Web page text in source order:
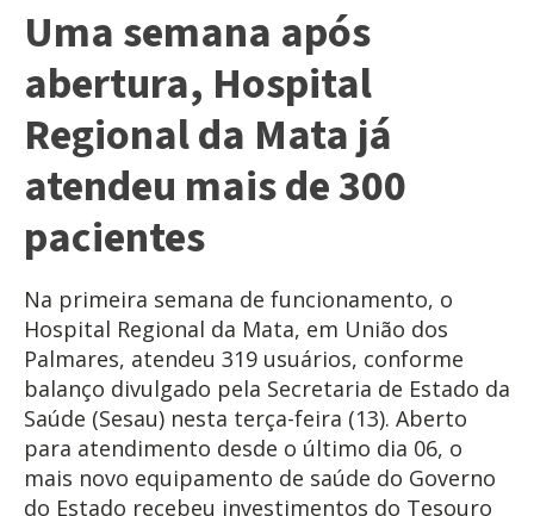
Uma semana após
abertura, Hospital
Regional da Mata já
atendeu mais de 300
pacientes
Na primeira semana de funcionamento, o
Hospital Regional da Mata, em União dos
Palmares, atendeu 319 usuários, conforme
balanço divulgado pela Secretaria de Estado da
Saúde (Sesau) nesta terça-feira (13). Aberto
para atendimento desde o último dia 06, o
mais novo equipamento de saúde do Governo
do Estado recebeu investimentos do Tesouro